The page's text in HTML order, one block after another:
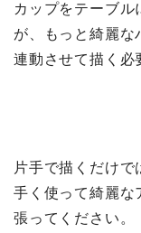
カップをテーブル
が、もっと綺麗な
連動させて描く必
片手で描くだけ
手く使って綺麗な
張ってください。